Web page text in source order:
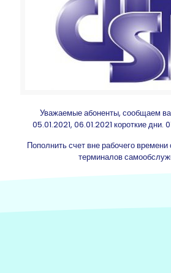
Уважаемые абоненты, сообщаем
05.01.2021, 06.01.2021 короткие дни.
Пополнить счет вне рабочего
терминалов